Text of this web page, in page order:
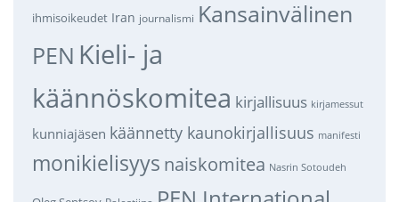
ihmisoikeudet Iran journalismi Kansainvälinen
PEN Kieli- ja
käännöskomitea kirjallisuus kirjamessut
kunniajäsen käännetty kaunokirjallisuus manifesti
monikielisyys naiskomitea Nasrin Sotoudeh